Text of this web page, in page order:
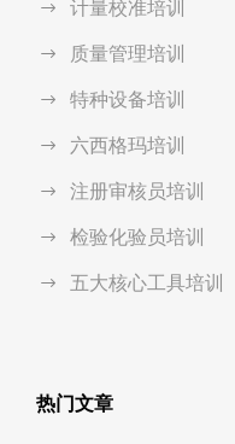
计量校准培训
质量管理培训
特种设备培训
六西格玛培训
注册审核员培训
检验化验员培训
五大核心工具培训
热门文章